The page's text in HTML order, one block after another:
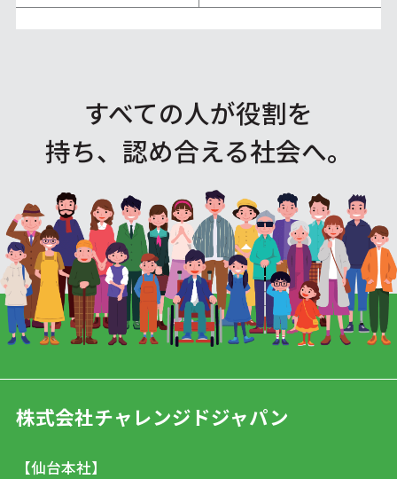
すべての人が役割を
持ち、認め合える社会へ。
株式会社チャレンジドジャパン
【仙台本社】